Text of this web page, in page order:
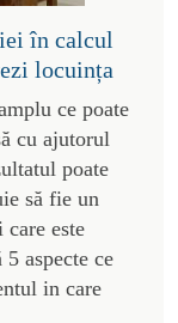
în calcul
locuința
ce poate
cu ajutorul
poate
să fie un
este
aspecte ce
in care